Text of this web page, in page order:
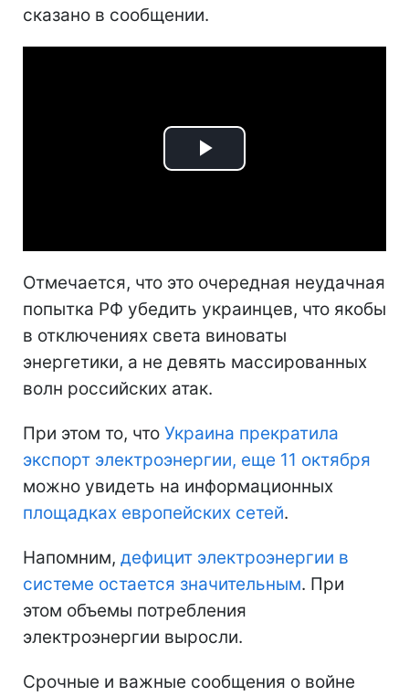
сказано в сообщении.
Play
Отмечается, что это очередная неудачная
попытка РФ убедить украинцев, что якобы
в отключениях света виноваты
энергетики, а не девять массированных
волн российских атак.
При этом то, что Украина прекратила
экспорт электроэнергии, еще 11 октября
можно увидеть на информационных
площадках европейских сетей.
Напомним, дефицит электроэнергии в
системе остается значительным. При
этом объемы потребления
электроэнергии выросли.
Срочные и важные сообщения о войне